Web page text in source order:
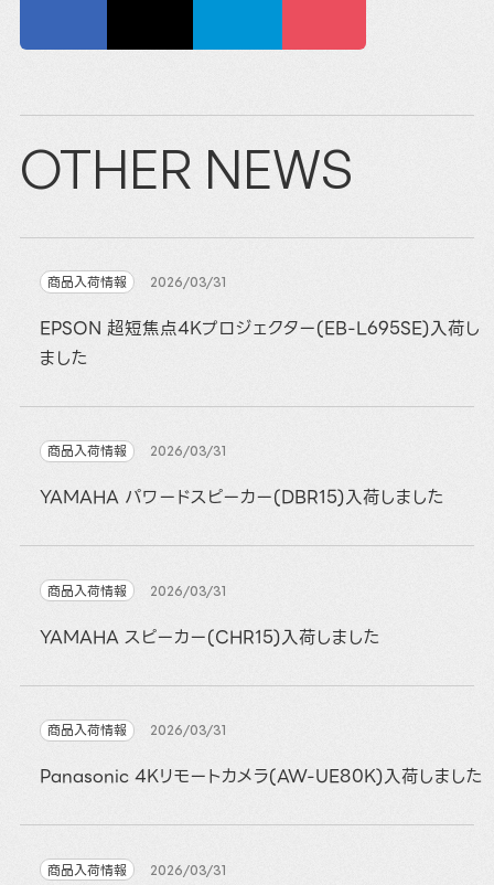
OTHER NEWS
商品入荷情報 2026/03/31
EPSON 超短焦点4Kプロジェクター(EB-L695SE)入荷し
ました
商品入荷情報 2026/03/31
YAMAHA パワードスピーカー(DBR15)入荷しました
商品入荷情報 2026/03/31
YAMAHA スピーカー(CHR15)入荷しました
商品入荷情報 2026/03/31
Panasonic 4Kリモートカメラ(AW-UE80K)入荷しました
商品入荷情報 2026/03/31